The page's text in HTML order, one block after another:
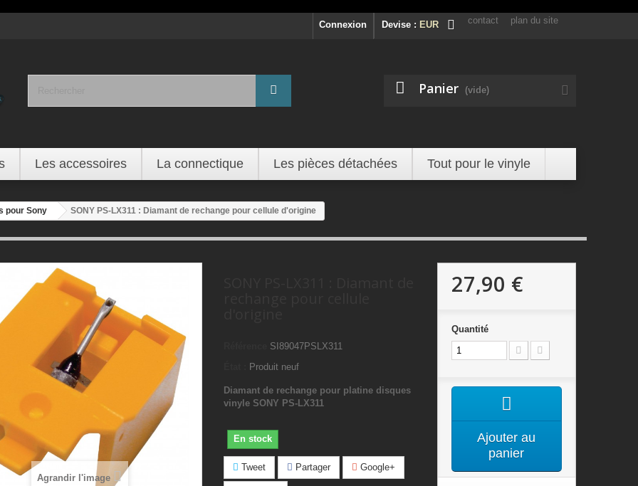
contact plan du site
Devise : EUR
Connexion
Panier (vide)
Les accessoires La connectique Les pièces détachées Tout pour le vinyle
pour Sony SONY PS-LX311 : Diamant de rechange pour cellule d'origine
Agrandir l'image
SI89047PSLX311
Produit neuf
Diamant de rechange pour platine disques
vinyle SONY PS-LX311
En stock
Tweet Partager Google+
27,90 €
Quantité
Ajouter au
panier